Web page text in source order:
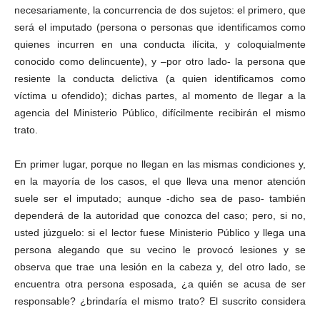
Linkedin
necesariamente, la concurrencia de dos sujetos: el primero, que
será el imputado (persona o personas que identificamos como
quienes incurren en una conducta ilícita, y coloquialmente
conocido como delincuente), y –por otro lado- la persona que
resiente la conducta delictiva (a quien identificamos como
víctima u ofendido); dichas partes, al momento de llegar a la
agencia del Ministerio Público, difícilmente recibirán el mismo
trato.
En primer lugar, porque no llegan en las mismas condiciones y,
en la mayoría de los casos, el que lleva una menor atención
suele ser el imputado; aunque -dicho sea de paso- también
dependerá de la autoridad que conozca del caso; pero, si no,
usted júzguelo: si el lector fuese Ministerio Público y llega una
persona alegando que su vecino le provocó lesiones y se
observa que trae una lesión en la cabeza y, del otro lado, se
encuentra otra persona esposada, ¿a quién se acusa de ser
responsable? ¿brindaría el mismo trato? El suscrito considera